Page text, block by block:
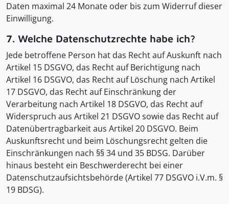
Daten maximal 24 Monate oder bis zum Widerruf dieser
Einwilligung.
7. Welche Datenschutzrechte habe ich?
Jede betroffene Person hat das Recht auf Auskunft nach
Artikel 15 DSGVO, das Recht auf Berichtigung nach
Artikel 16 DSGVO, das Recht auf Löschung nach Artikel
17 DSGVO, das Recht auf Einschränkung der
Verarbeitung nach Artikel 18 DSGVO, das Recht auf
Widerspruch aus Artikel 21 DSGVO sowie das Recht auf
Datenübertragbarkeit aus Artikel 20 DSGVO. Beim
Auskunftsrecht und beim Löschungsrecht gelten die
Einschränkungen nach §§ 34 und 35 BDSG. Darüber
hinaus besteht ein Beschwerderecht bei einer
Datenschutzaufsichtsbehörde (Artikel 77 DSGVO i.V.m. §
19 BDSG).